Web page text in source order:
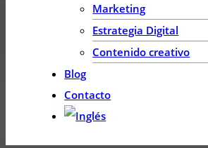
Marketing
Estrategia Digital
Contenido creativo
Blog
Contacto